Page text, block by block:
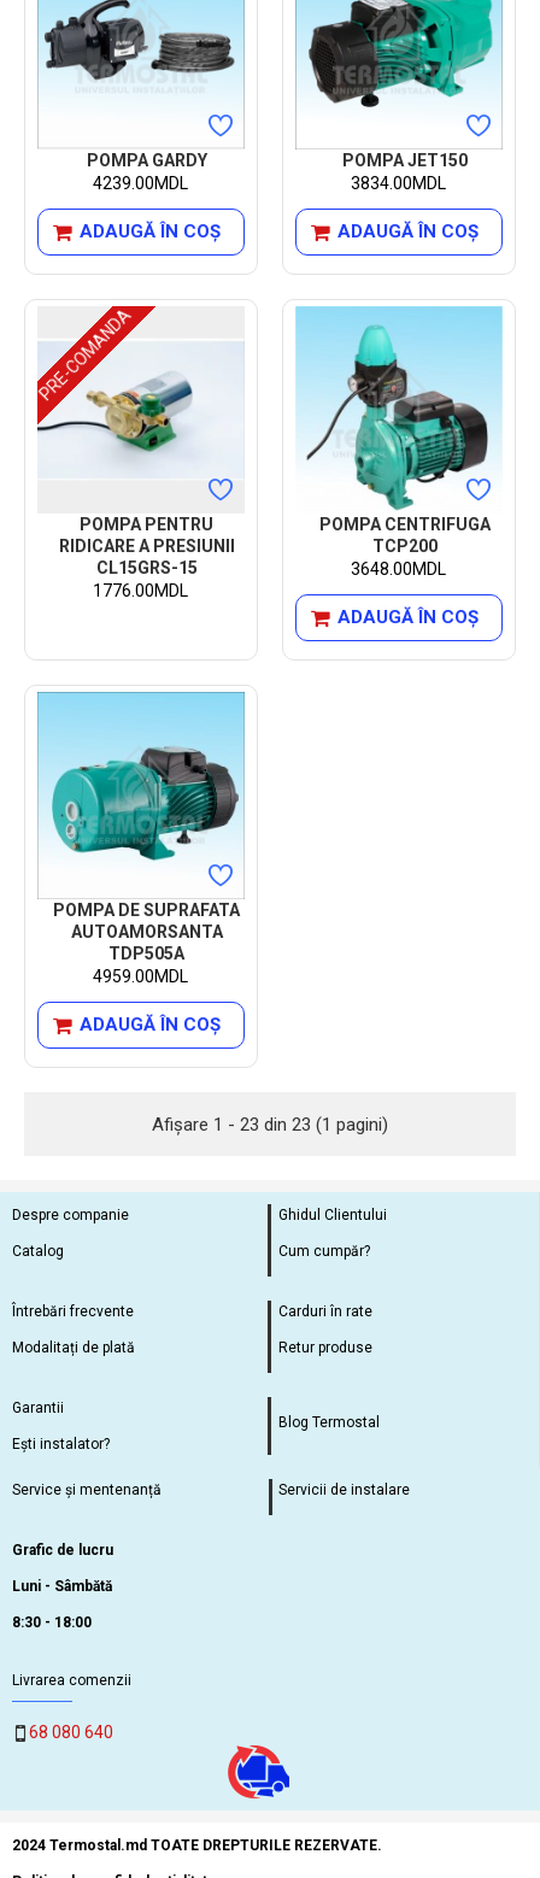
POMPA GARDY
4239.00MDL
ADAUGĂ ÎN COŞ
POMPA JET150
3834.00MDL
ADAUGĂ ÎN COŞ
PRE-COMANDA
POMPA PENTRU
RIDICARE A PRESIUNII
CL15GRS-15
1776.00MDL
POMPA CENTRIFUGA
TCP200
3648.00MDL
ADAUGĂ ÎN COŞ
POMPA DE SUPRAFATA
AUTOAMORSANTA
TDP505A
4959.00MDL
ADAUGĂ ÎN COŞ
Afişare 1 - 23 din 23 (1 pagini)
Despre companie
Catalog
Ghidul Clientului
Cum cumpăr?
Întrebări frecvente
Modalitați de plată
Carduri în rate
Retur produse
Garantii
Ești instalator?
Blog Termostal
Service și mentenanță Servicii de instalare
Grafic de lucru
Luni - Sâmbătă
8:30 - 18:00
Livrarea comenzii
68 080 640
2024 Termostal.md TOATE DREPTURILE REZERVATE.